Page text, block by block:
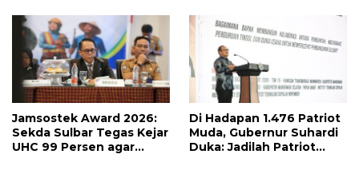
Jamsostek Award 2026:
Sekda Sulbar Tegas Kejar
UHC 99 Persen agar
Di Hadapan 1.476 Patriot
Muda, Gubernur Suhardi
Duka: Jadilah Patriot